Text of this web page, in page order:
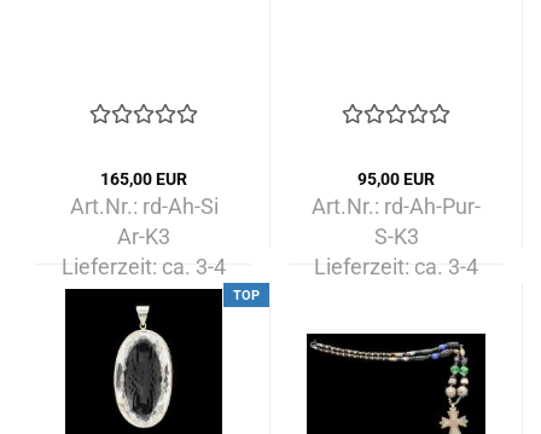
165,00 EUR
Art.Nr.: rd-Ah-Si
Ar-K3
Lieferzeit: ca. 3-4
Tage
95,00 EUR
Art.Nr.: rd-Ah-Pur-
S-K3
Lieferzeit: ca. 3-4
TOP